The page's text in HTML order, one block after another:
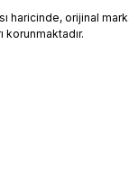
haricinde, orijinal
korunmaktadır.